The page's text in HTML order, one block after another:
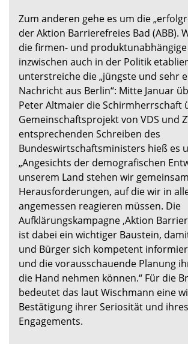
Zum anderen gehe es um die
der Aktion Barrierefreies Bad (ABB).
die firmen- und
inzwischen auch in der Politik
unterstreiche die „jüngste und sehr
Nachricht aus Berlin“: Mitte Januar
Peter Altmaier die Schirmherrschaft
Gemeinschaftsprojekt von VDS und
entsprechenden Schreiben des
Bundeswirtschaftsministers hieß es
„Angesichts der demografischen
unserem Land stehen wir
Herausforderungen, auf die wir in
angemessen reagieren müssen. Die
Aufklärungskampagne ‚Aktion
ist dabei ein wichtiger Baustein,
und Bürger sich kompetent
und die vorausschauende Planung
die Hand nehmen können.“ Für die
bedeutet das laut Wischmann eine
Bestätigung ihrer Seriosität und ihres
Engagements.